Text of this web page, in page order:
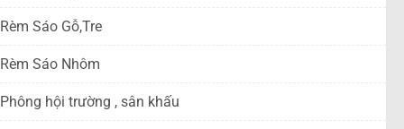
Rèm Sáo Gỗ,Tre
Rèm Sáo Nhôm
Phông hội trường , sân khấu